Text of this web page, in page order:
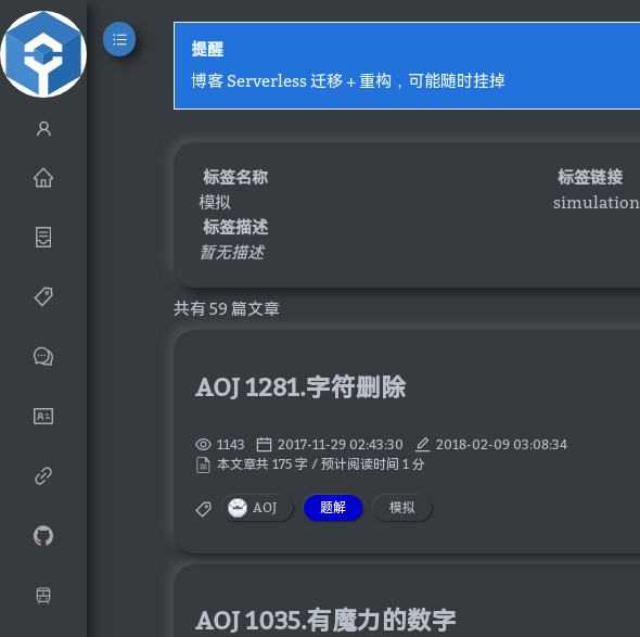
提醒
博客 Serverless 迁移 + 重构，可能随时挂掉
标签名称 标签链接
模拟
simulation
标签描述
暂无描述
共有 59 篇文章
AOJ 1281.字符删除
1143 2017-11-29 02:43:30
2018-02-09 03:08:34
本文章共 175 字 / 预计阅读时间 1 分
AOJ 题解 模拟
AOJ 1035.有魔力的数字